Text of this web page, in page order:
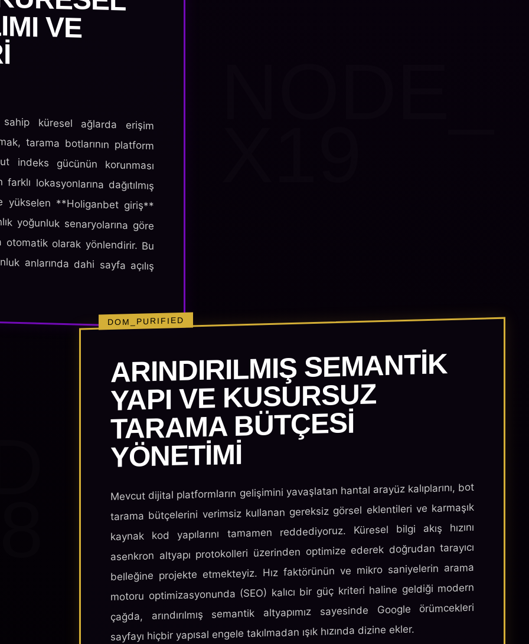
küresel ağlarda erişim
tarama botlarının platform
indeks gücünün korunması
lokasyonlarına dağıtılmış
yükselen **Holiganbet giriş**
yoğunluk senaryolarına göre
olarak yönlendirir. Bu
anlarında dahi sayfa açılış
DOM_PURIFIED
ARINDIRILMIŞ SEMANTIK
YAPI VE KUSURSUZ
TARAMA BÜTÇESI
YÖNETIMI
Mevcut dijital platformların gelişimini yavaşlatan hantal arayüz kalıplarını, bot
tarama bütçelerini verimsiz kullanan gereksiz görsel eklentileri ve karmaşık
kaynak kod yapılarını tamamen reddediyoruz. Küresel bilgi akış hızını
asenkron altyapı protokolleri üzerinden optimize ederek doğrudan tarayıcı
belleğine projekte etmekteyiz. Hız faktörünün ve mikro saniyelerin arama
motoru optimizasyonunda (SEO) kalıcı bir güç kriteri haline geldiği modern
çağda, arındırılmış semantik altyapımız sayesinde Google örümcekleri
sayfayı hiçbir yapısal engele takılmadan ışık hızında dizine ekler.